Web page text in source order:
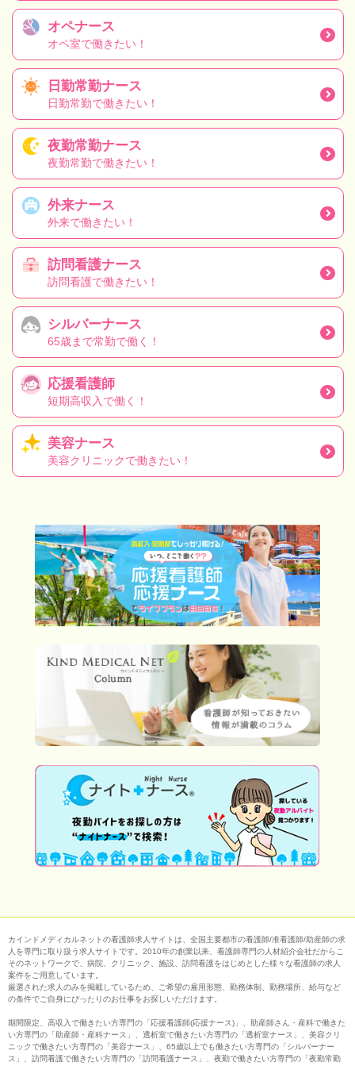
オペナース
オペ室で働きたい！
日勤常勤ナース
日勤常勤で働きたい！
夜勤常勤ナース
夜勤常勤で働きたい！
外来ナース
外来で働きたい！
訪問看護ナース
訪問看護で働きたい！
シルバーナース
65歳まで常勤で働く！
応援看護師
短期高収入で働く！
美容ナース
美容クリニックで働きたい！
カインドメディカルネットの看護師求人サイトは、全国主要都市の看護師/准看護師/助産師の求
人を専門に取り扱う求人サイトです。2010年の創業以来、看護師専門の人材紹介会社だからこ
そのネットワークで、病院、クリニック、施設、訪問看護をはじめとした様々な看護師の求人
案件をご用意しています。
厳選された求人のみを掲載しているため、ご希望の雇用形態、勤務体制、勤務場所、給与など
の条件でご自身にぴったりのお仕事をお探しいただけます。
期間限定、高収入で働きたい方専門の「応援看護師(応援ナース)」、助産師さん・産科で働きた
い方専門の「助産師・産科ナース」、透析室で働きたい方専門の「透析室ナース」、美容クリ
ニックで働きたい方専門の「美容ナース」、65歳以上でも働きたい方専門の「シルバーナー
ス」、訪問看護で働きたい方専門の「訪問看護ナース」、夜勤で働きたい方専門の「夜勤常勤